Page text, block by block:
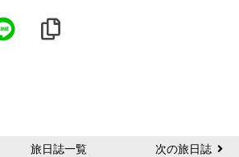
旅日誌一覧 次の旅日誌